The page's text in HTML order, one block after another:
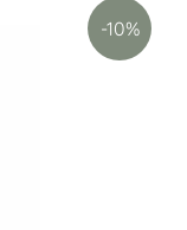
-10%